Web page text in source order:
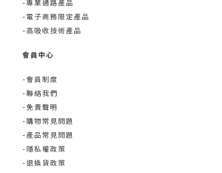
-專業通路產品
-電子商務限定產品
-高吸收技術產品
會員中心
-會員制度
-聯絡我們
-免責聲明
-購物常見問題
-產品常見問題
-隱私權政策
-退換貨政策